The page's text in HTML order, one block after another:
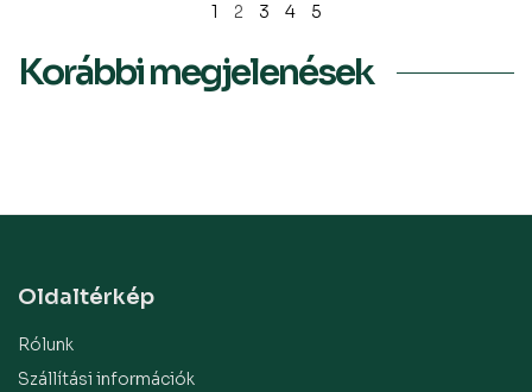
1 2 3 4 5
Korábbi megjelenések
Oldaltérkép
Rólunk
Szállítási információk